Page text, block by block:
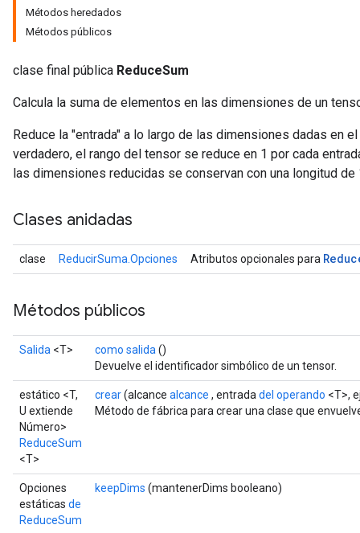
Métodos heredados
Métodos públicos
clase final pública ReduceSum
Calcula la suma de elementos en las dimensiones de un
Reduce la "entrada" a lo largo de las dimensiones dadas en
verdadero, el rango del tensor se reduce en 1 por cada
las dimensiones reducidas se conservan con una longitud de
Clases anidadas
clase ReducirSuma.Opciones Atributos opcionales para
Métodos públicos
Salida <T> como salida ()
Devuelve el identificador simbólico de un tensor.
estático <T,
U extiende
Número>
ReduceSum
<T>
crear(alcance alcance , entrada del operando <T>,
Método de fábrica para crear una clase que
Opciones
estáticas de
ReduceSum
keepDims (mantenerDims booleano)